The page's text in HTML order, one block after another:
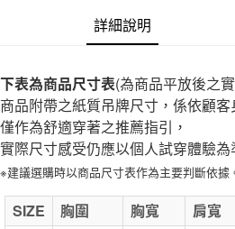
每筆NT$65，滿NT$1,000(含以上)免運費
每筆NT$65，滿NT$1,000(含以上)免
宅配
每筆NT$150，滿NT$2,000(含以上)免
免運費
詳細說明
下表為商品尺寸表(為商品平放後之
商品附帶之紙質吊牌尺寸，係依顧客
僅作為舒適穿著之推薦指引，
實際尺寸感受仍應以個人試穿體驗為
※建議選購時以商品尺寸表作為主要判斷依據
SIZE 胸圍 胸寬 肩寬